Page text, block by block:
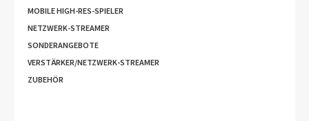
MOBILE HIGH-RES-SPIELER
NETZWERK-STREAMER
SONDERANGEBOTE
VERSTÄRKER/NETZWERK-STREAMER
ZUBEHÖR